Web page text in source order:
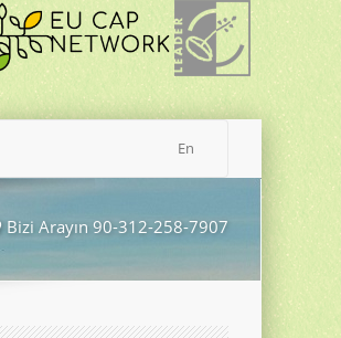
En
Bizi Arayın 90-312-258-7907